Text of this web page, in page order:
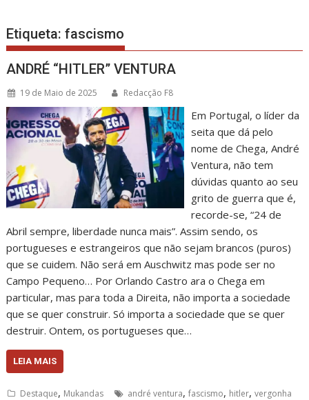
Etiqueta:fascismo
ANDRÉ “HITLER” VENTURA
19 de Maio de 2025 Redacção F8
Em Portugal, o líder da
seita que dá pelo
nome de Chega, André
Ventura, não tem
dúvidas quanto ao seu
grito de guerra que é,
recorde-se, “24 de
Abril sempre, liberdade nunca mais”. Assim sendo, os
portugueses e estrangeiros que não sejam brancos (puros)
que se cuidem. Não será em Auschwitz mas pode ser no
Campo Pequeno… Por Orlando Castro ara o Chega em
particular, mas para toda a Direita, não importa a sociedade
que se quer construir. Só importa a sociedade que se quer
destruir. Ontem, os portugueses que…
LEIA MAIS
Destaque, Mukandas andré ventura,fascismo, hitler,vergonha